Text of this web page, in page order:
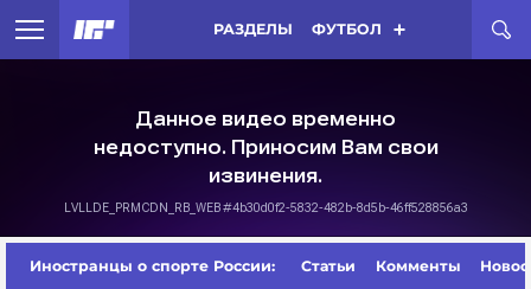
РАЗДЕЛЫ ФУТБОЛ
Иностранцы о спорте России: Статьи Комменты